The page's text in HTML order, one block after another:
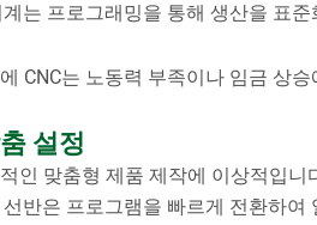
계는 프로그래밍을 통해 생산을 표
CNC는 노동력 부족이나 임금 상
설정
인 맞춤형 제품 제작에 이상적입니
선반은 프로그램을 빠르게 전환하